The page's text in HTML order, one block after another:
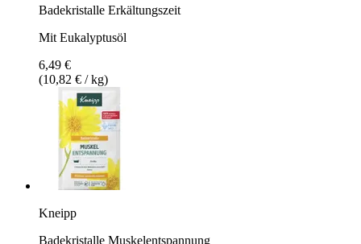
Badekristalle Erkältungszeit
Mit Eukalyptusöl
6,49 €
(10,82 € / kg)
Kneipp
Badekristalle Muskelentspannung